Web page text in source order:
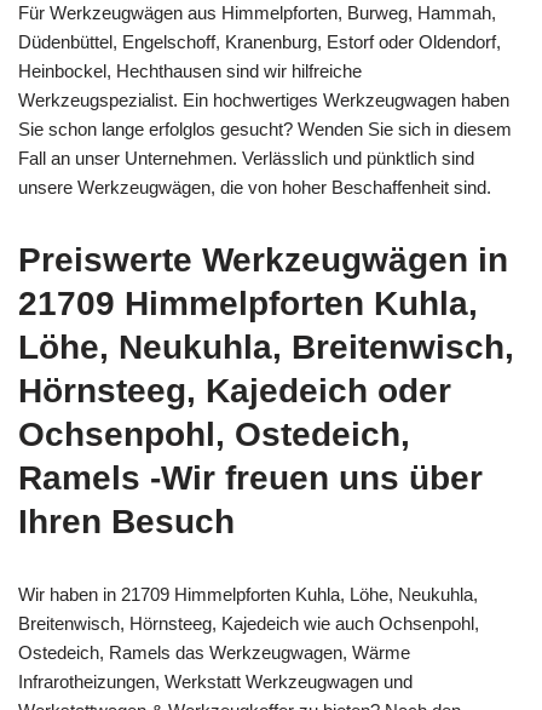
Für Werkzeugwägen aus Himmelpforten, Burweg, Hammah,
Düdenbüttel, Engelschoff, Kranenburg, Estorf oder Oldendorf,
Heinbockel, Hechthausen sind wir hilfreiche
Werkzeugspezialist. Ein hochwertiges Werkzeugwagen haben
Sie schon lange erfolglos gesucht? Wenden Sie sich in diesem
Fall an unser Unternehmen. Verlässlich und pünktlich sind
unsere Werkzeugwägen, die von hoher Beschaffenheit sind.
Preiswerte Werkzeugwägen in
21709 Himmelpforten Kuhla,
Löhe, Neukuhla, Breitenwisch,
Hörnsteeg, Kajedeich oder
Ochsenpohl, Ostedeich,
Ramels -Wir freuen uns über
Ihren Besuch
Wir haben in 21709 Himmelpforten Kuhla, Löhe, Neukuhla,
Breitenwisch, Hörnsteeg, Kajedeich wie auch Ochsenpohl,
Ostedeich, Ramels das Werkzeugwagen, Wärme
Infrarotheizungen, Werkstatt Werkzeugwagen und